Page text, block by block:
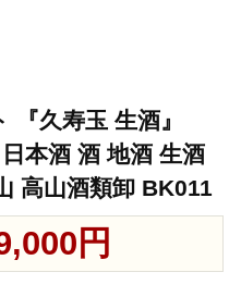
久寿玉 生酒』
本酒 酒 地酒 生酒
高山酒類卸 BK011
円